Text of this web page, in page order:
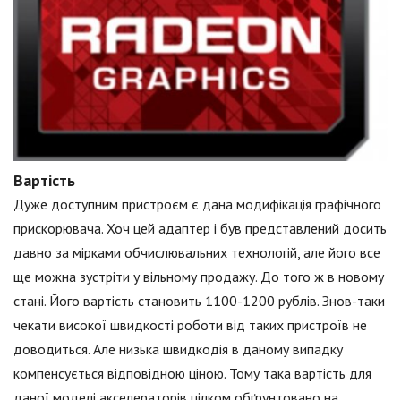
Вартість
Дуже доступним пристроєм є дана модифікація графічного
прискорювача. Хоч цей адаптер і був представлений досить
давно за мірками обчислювальних технологій, але його все
ще можна зустріти у вільному продажу. До того ж в новому
стані. Його вартість становить 1100-1200 рублів. Знов-таки
чекати високої швидкості роботи від таких пристроїв не
доводиться. Але низька швидкодія в даному випадку
компенсується відповідною ціною. Тому така вартість для